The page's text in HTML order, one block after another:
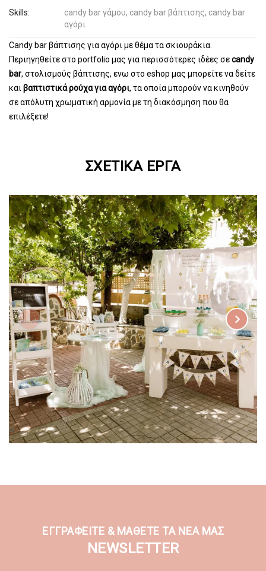
Skills:
candy bar γάμου, candy bar βάπτισης, candy bar
αγόρι
Candy bar βάπτισης για αγόρι με θέμα τα σκιουράκια.
Περιηγηθείτε στο portfolio μας για περισσότερες ιδέες σεcandy
bar, στολισμούς βάπτισης, ενω στο eshop μας μπορείτε να δείτε
καιβαπτιστικά ρούχα για αγόρι, τα οποία μπορούν να κινηθούν
σε απόλυτη χρωματική αρμονία με τη διακόσμηση που θα
επιλέξετε!
ΣΧΕΤΙΚΆ ΈΡΓΑ
ΕΓΓΡΑΦΕΙΤΕ & ΜΑΘΕΤΕ ΤΑ ΝΕΑ ΜΑΣ
NEWSLETTER